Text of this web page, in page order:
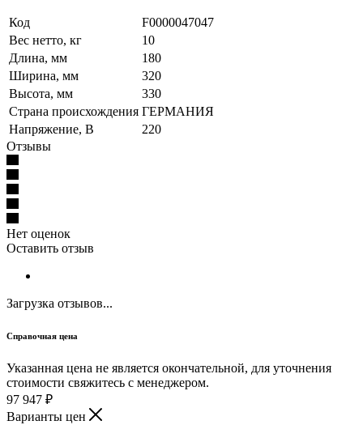
Код
F0000047047
Вес нетто, кг
10
Длина, мм
180
Ширина, мм
320
Высота, мм
330
Страна происхождения ГЕРМАНИЯ
Напряжение, В
220
Отзывы
Нет оценок
Оставить отзыв
Загрузка отзывов...
Справочная цена
Указанная цена не является окончательной, для уточнения
стоимости свяжитесь с менеджером.
97 947 ₽
Варианты цен